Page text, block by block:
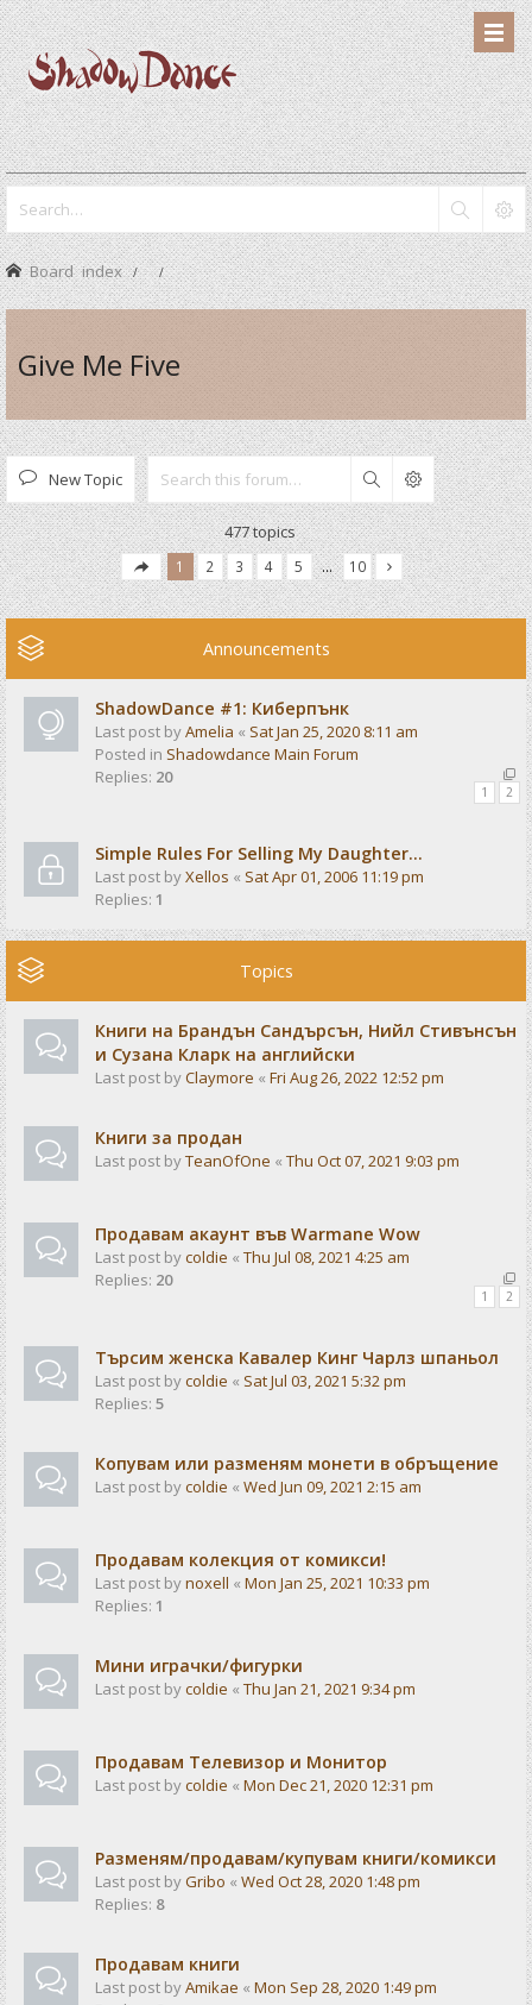
Board index
Give Me Five
New Topic Search
477 topics
1 2 3 4 5 … 10
Announcements
ShadowDance #1: Киберпънк
Last post byAmelia « Sat Jan 25, 2020 8:11 am
Posted in Shadowdance Main Forum
Replies: 20
1 2
Simple Rules For Selling My Daughter...
Last post byXellos « Sat Apr 01, 2006 11:19 pm
Replies: 1
Topics
Книги на Брандън Сандърсън, Нийл Стивънсън
и Сузана Кларк на английски
Last post byClaymore « Fri Aug 26, 2022 12:52 pm
Книги за продан
Last post byTeanOfOne « Thu Oct 07, 2021 9:03 pm
Продавам акаунт във Warmane Wow
Last post bycoldie « Thu Jul 08, 2021 4:25 am
Replies: 20
1 2
Търсим женска Кавалер Кинг Чарлз шпаньол
Last post bycoldie « Sat Jul 03, 2021 5:32 pm
Replies: 5
Копувам или разменям монети в обръщение
Last post bycoldie « Wed Jun 09, 2021 2:15 am
Продавам колекция от комикси!
Last post bynoxell « Mon Jan 25, 2021 10:33 pm
Replies: 1
Мини играчки/фигурки
Last post bycoldie « Thu Jan 21, 2021 9:34 pm
Продавам Телевизор и Монитор
Last post bycoldie « Mon Dec 21, 2020 12:31 pm
Разменям/продавам/купувам книги/комикси
Last post byGribo « Wed Oct 28, 2020 1:48 pm
Replies: 8
Продавам книги
Last post byAmikae « Mon Sep 28, 2020 1:49 pm